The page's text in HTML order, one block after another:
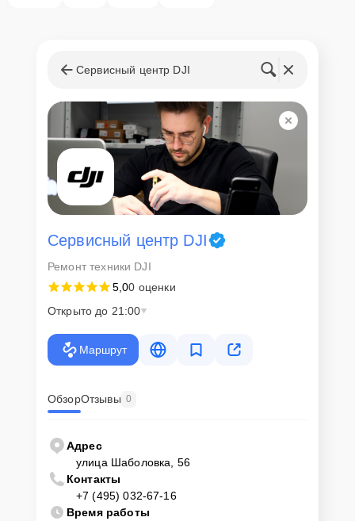
Сервисный центр DJI
Сервисный центр DJI
Ремонт техники DJI
5,00 оценки
Открыто до 21:00
Маршрут
ОбзорОтзывы 0
Адрес
улица Шаболовка, 56
Контакты
+7 (495) 032-67-16
Время работы